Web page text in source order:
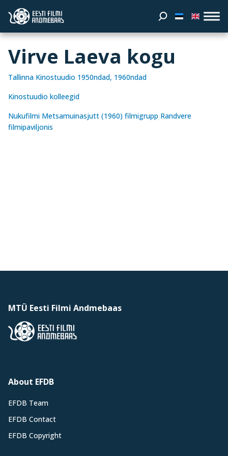
Virve Laeva kogu
Tallinna Kinostuudio 1950ndad, 1960ndad
Kinostuudio kolleegid
Nukufilmi Metsamuinasjutt (1960) filmigrupp Randvere
filmipaviljonis
MTÜ Eesti Filmi Andmebaas
About EFDB
EFDB Team
EFDB Contact
EFDB Copyright